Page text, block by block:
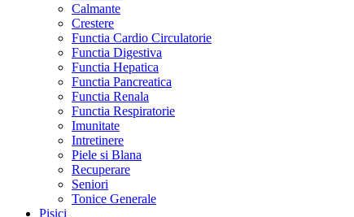
Calmante
Crestere
Functia Cardio Circulatorie
Functia Digestiva
Functia Hepatica
Functia Pancreatica
Functia Renala
Functia Respiratorie
Imunitate
Intretinere
Piele si Blana
Recuperare
Seniori
Tonice Generale
Pisici